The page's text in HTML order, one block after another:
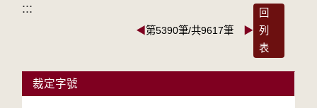
:::
◀第5390筆/共9617筆 ▶
回
列
表
裁定字號